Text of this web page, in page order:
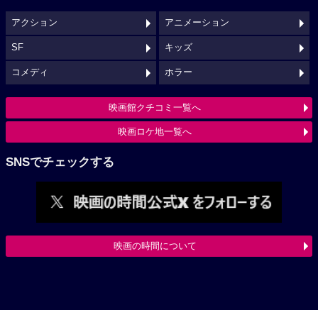
アクション アニメーション
SF キッズ
コメディ ホラー
映画館クチコミ一覧へ
映画ロケ地一覧へ
SNSでチェックする
映画の時間について